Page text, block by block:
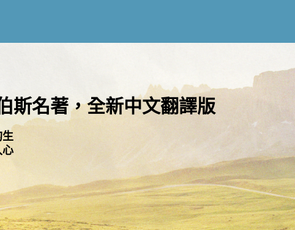
斯名著，全新中文翻譯版